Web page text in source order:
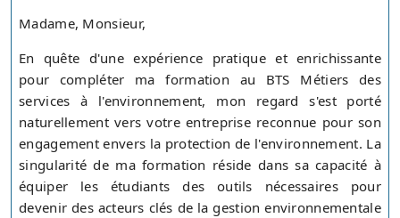
Madame, Monsieur,
En quête d'une expérience pratique et enrichissante
pour compléter ma formation au BTS Métiers des
services à l'environnement, mon regard s'est porté
naturellement vers votre entreprise reconnue pour son
engagement envers la protection de l'environnement. La
singularité de ma formation réside dans sa capacité à
équiper les étudiants des outils nécessaires pour
devenir des acteurs clés de la gestion environnementale